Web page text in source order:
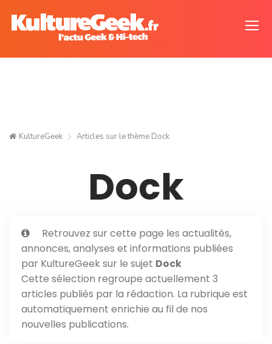
KultureGeek Articles sur le thème Dock
Dock
Retrouvez sur cette page les actualités,
annonces, analyses et informations publiées
par KultureGeek sur le sujet Dock
Cette sélection regroupe actuellement 3
articles publiés par la rédaction. La rubrique est
automatiquement enrichie au fil de nos
nouvelles publications.